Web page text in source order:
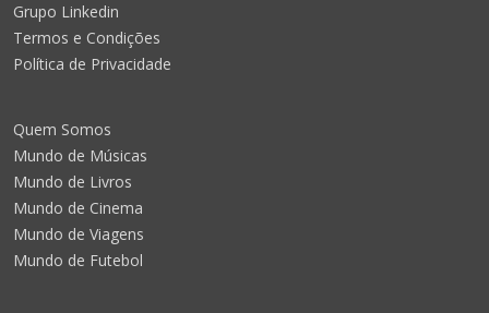
Grupo Linkedin
Termos e Condições
Política de Privacidade
Quem Somos
Mundo de Músicas
Mundo de Livros
Mundo de Cinema
Mundo de Viagens
Mundo de Futebol